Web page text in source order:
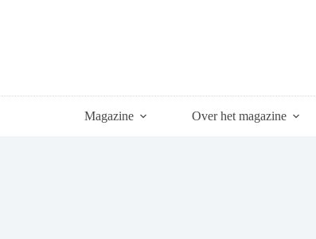
Magazine Over het magazine